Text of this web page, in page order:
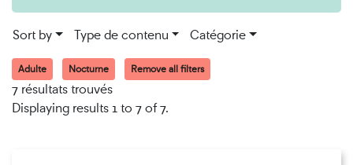
Sort by Type de contenu Catégorie
Adulte Nocturne Remove all filters
7 résultats trouvés
Displaying results 1 to 7 of 7.